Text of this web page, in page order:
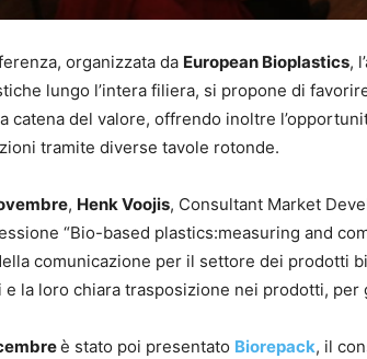
organizzata da European Bioplastics,
lungo l’intera filiera, si propone di
catena del valore, offrendo inoltre
tramite diverse tavole rotonde.
, Henk Voojis, Consultant Market
“Bio-based plastics:measuring and
comunicazione per il settore dei prodotti
e la loro chiara trasposizione nei prodotti,
è stato poi presentato Biorepack, il